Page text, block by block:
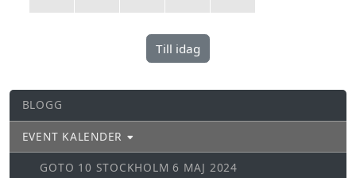
BLOGG
EVENT KALENDER
GOTO 10 STOCKHOLM 6 MAJ 2024